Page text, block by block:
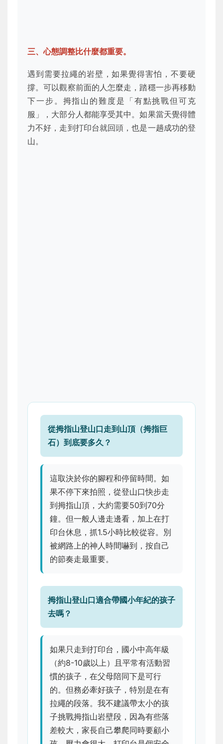
三、心態調整比什麼都重要。
遇到需要拉繩的岩壁，如果覺得害怕，不要硬
撐。可以觀察前面的人怎麼走，踏穩一步再移動
下一步。拇指山的難度是「有點挑戰但可克
服」，大部分人都能享受其中。如果當天覺得體
力不好，走到打印台就回頭，也是一趟成功的登
山。
從拇指山登山口走到山頂（拇指巨
石）到底要多久？
這取決於你的腳程和停留時間。如
果不停下來拍照，從登山口快步走
到拇指山頂，大約需要50到70分
鐘。但一般人邊走邊看，加上在打
印台休息，抓1.5小時比較從容。別
被網路上的神人時間嚇到，按自己
的節奏走最重要。
拇指山登山口適合帶國小年紀的孩子
去嗎？
如果只走到打印台，國小中高年級
（約8-10歲以上）且平常有活動習
慣的孩子，在父母陪同下是可行
的。但務必牽好孩子，特別是在有
拉繩的段落。我不建議帶太小的孩
子挑戰拇指山岩壁段，因為有些落
差較大，家長自己攀爬同時要顧小